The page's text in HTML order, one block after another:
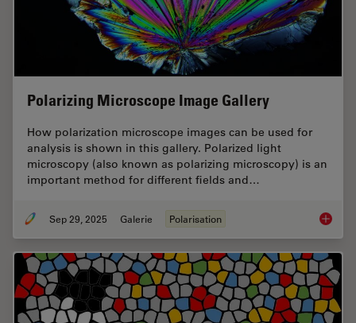
Polarizing Microscope Image Gallery
How polarization microscope images can be used for
analysis is shown in this gallery. Polarized light
microscopy (also known as polarizing microscopy) is an
important method for different fields and…
Sep 29, 2025 Galerie Polarisation